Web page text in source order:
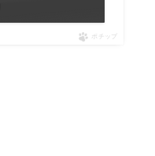
ポチップ